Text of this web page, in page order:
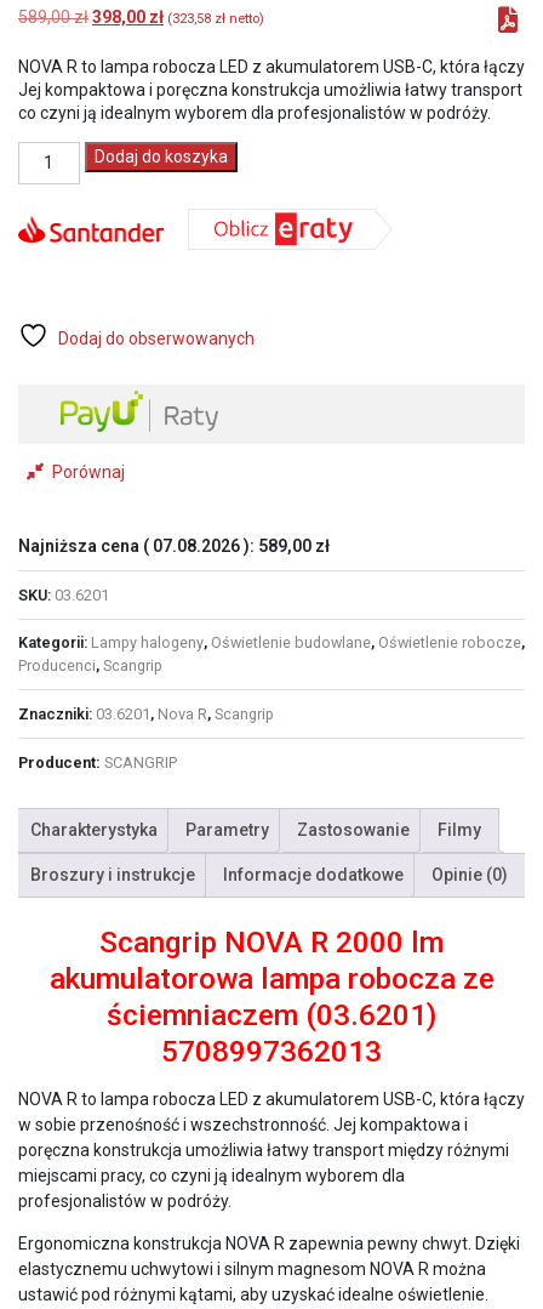
589,00złPierwotna
wynosiła:
589,00 zł.
398,00 złAktualna
wynosi:
398,00 zł.
(323,58 zł netto)
NOVA R to lampa robocza LED z akumulatorem USB-C, która łączy
Jej kompaktowa i poręczna konstrukcja umożliwia łatwy transport
co czyni ją idealnym wyborem dla profesjonalistów w podróży.
ilość
Scangrip
R
2000
robocza
(03.6201)
Dodaj do koszyka
Dodaj do obserwowanych
Porównaj
Najniższa cena ( 07.08.2026): 589,00 zł
SKU: 03.6201
Kategorii: Lampy halogeny, Oświetlenie budowlane, Oświetlenie robocze,
Producenci, Scangrip
Znaczniki: 03.6201 , Nova R, Scangrip
Producent: SCANGRIP
Charakterystyka Parametry Zastosowanie Filmy
Broszury i instrukcje Informacje dodatkowe Opinie (0)
Scangrip NOVA R 2000 lm
akumulatorowa lampa robocza ze
ściemniaczem (03.6201)
5708997362013
NOVA R to lampa robocza LED z akumulatorem USB-C, która łączy
w sobie przenośność i wszechstronność. Jej kompaktowa i
poręczna konstrukcja umożliwia łatwy transport między różnymi
miejscami pracy, co czyni ją idealnym wyborem dla
profesjonalistów w podróży.
Ergonomiczna konstrukcja NOVA R zapewnia pewny chwyt. Dzięki
elastycznemu uchwytowi i silnym magnesom NOVA R można
ustawić pod różnymi kątami, aby uzyskać idealne oświetlenie.